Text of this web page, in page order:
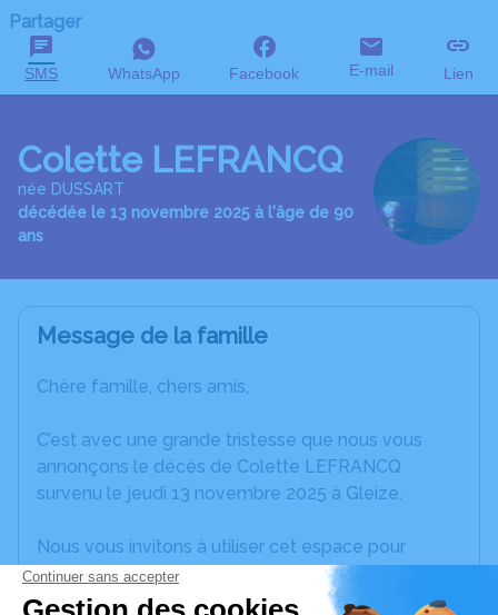
Partager
SMS WhatsApp Facebook E-mail Lien
Colette LEFRANCQ
née DUSSART
décédée le 13 novembre 2025 à l'âge de 90
ans
Message de la famille
Chère famille, chers amis,
C’est avec une grande tristesse que nous vous
annonçons le décès de Colette LEFRANCQ
survenu le jeudi 13 novembre 2025 à Gleize.
Nous vous invitons à utiliser cet espace pour
laisser vos condoléances, partager des photos
souvenirs, une anecdote ou exprimer vos pensées